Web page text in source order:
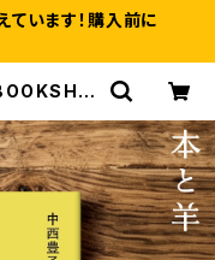
います！購入前に